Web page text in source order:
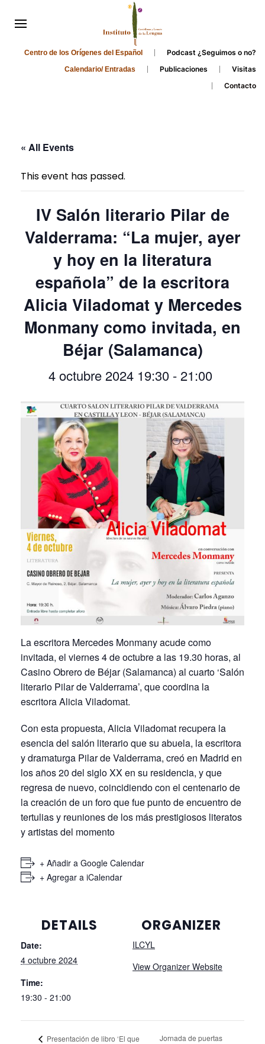
Centro de los Orígenes del Español Podcast ¿Seguimos o no?
Calendario/ Entradas Publicaciones
Visitas
Contacto
« All Events
This event has passed.
IV Salón literario Pilar de
Valderrama: “La mujer, ayer
y hoy en la literatura
española” de la escritora
Alicia Viladomat y Mercedes
Monmany como invitada, en
Béjar (Salamanca)
4 octubre 2024 19:30- 21:00
La escritora Mercedes Monmany acude como
invitada, el viernes 4 de octubre a las 19.30 horas, al
Casino Obrero de Béjar (Salamanca) al cuarto ‘Salón
literario Pilar de Valderrama’, que coordina la
escritora Alicia Viladomat.
Con esta propuesta, Alicia Viladomat recupera la
esencia del salón literario que su abuela, la escritora
y dramaturga Pilar de Valderrama, creó en Madrid en
los años 20 del siglo XX en su residencia, y que
regresa de nuevo, coincidiendo con el centenario de
la creación de un foro que fue punto de encuentro de
tertulias y reuniones de los más prestigiosos literatos
y artistas del momento
+ Añadir a Google Calendar
+ Agregar a iCalendar
DETAILS
Date:
4 octubre 2024
Time:
19:30 - 21:00
ORGANIZER
ILCYL
View Organizer Website
Presentación de libro ‘El que
Jornada de puertas